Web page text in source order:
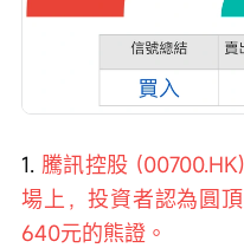
1. 騰訊控股
場上，投資者認為圓
640元的熊證。